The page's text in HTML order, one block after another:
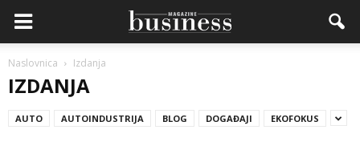
Naslovnica Izdanja
IZDANJA
AUTO AUTOINDUSTRIJA BLOG DOGAĐAJI EKOFOKUS